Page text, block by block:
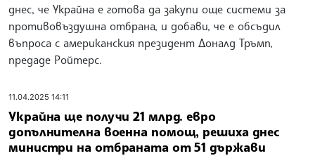
днес, че Украйна е готова да закупи още системи за
противовъздушна отбрана, и добави, че е обсъдил
въпроса с американския президент Доналд Тръмп,
предаде Ройтерс.
11.04.2025 14:11
Украйна ще получи 21 млрд. евро
допълнителна военна помощ, решиха днес
министри на отбраната от 51 държави